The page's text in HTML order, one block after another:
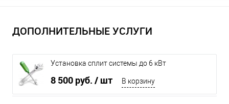
ДОПОЛНИТЕЛЬНЫЕ УСЛУГИ
Установка сплит системы до 6 кВт
8 500 руб. / шт В корзину